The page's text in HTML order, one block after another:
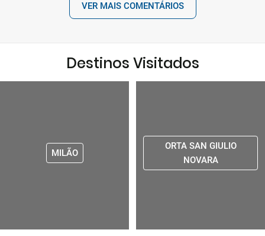
VER MAIS COMENTÁRIOS
Destinos Visitados
MILÃO
ORTA SAN GIULIO
NOVARA